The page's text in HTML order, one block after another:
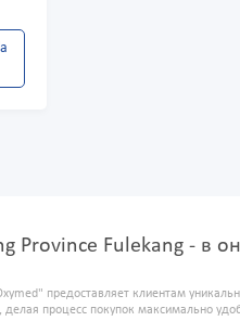
Province Fulekang - в
предоставляет клиентам
делая процесс покупок максимально